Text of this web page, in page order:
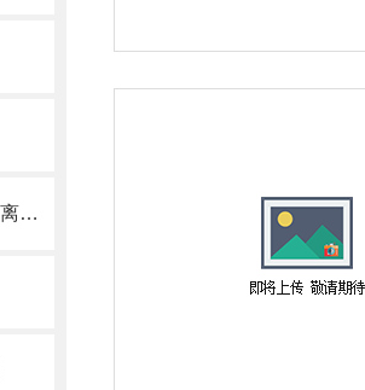
看懂这篇文章再也不用担心贝克曼离心管破裂了